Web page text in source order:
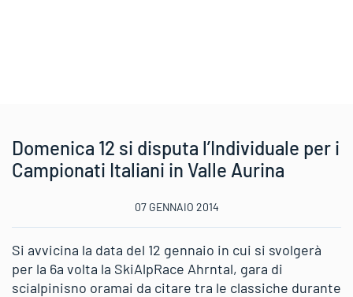
Domenica 12 si disputa l’Individuale per i
Campionati Italiani in Valle Aurina
07 GENNAIO 2014
Si avvicina la data del 12 gennaio in cui si svolgerà
per la 6a volta la SkiAlpRace Ahrntal, gara di
scialpinisno oramai da citare tra le classiche durante